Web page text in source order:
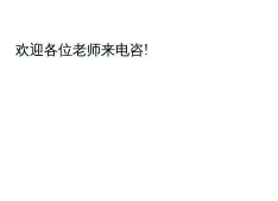
欢迎各位老师来电咨!